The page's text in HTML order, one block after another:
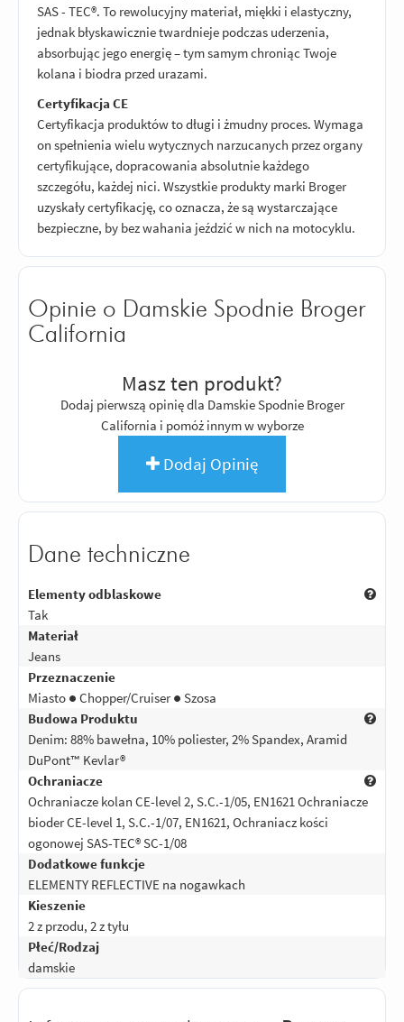
SAS - TEC®. To rewolucyjny materiał, miękki i elastyczny,
jednak błyskawicznie twardnieje podczas uderzenia,
absorbując jego energię – tym samym chroniąc Twoje
kolana i biodra przed urazami.
Certyfikacja CE
Certyfikacja produktów to długi i żmudny proces. Wymaga
on spełnienia wielu wytycznych narzucanych przez organy
certyfikujące, dopracowania absolutnie każdego
szczegółu, każdej nici. Wszystkie produkty marki Broger
uzyskały certyfikację, co oznacza, że są wystarczające
bezpieczne, by bez wahania jeździć w nich na motocyklu.
Opinie o Damskie Spodnie Broger
California
Masz ten produkt?
Dodaj pierwszą opinię dla Damskie Spodnie Broger
California i pomóż innym w wyborze
Dodaj Opinię
Dane techniczne
Elementy odblaskowe
Tak
Materiał
Jeans
Przeznaczenie
Miasto ● Chopper/Cruiser ● Szosa
Budowa Produktu
Denim: 88% bawełna, 10% poliester, 2% Spandex, Aramid
DuPont™ Kevlar®
Ochraniacze
Ochraniacze kolan CE-level 2, S.C.-1/05, EN1621 Ochraniacze
bioder CE-level 1, S.C.-1/07, EN1621, Ochraniacz kości
ogonowej SAS-TEC® SC-1/08
Dodatkowe funkcje
ELEMENTY REFLECTIVE na nogawkach
Kieszenie
2 z przodu, 2 z tyłu
Płeć/Rodzaj
damskie